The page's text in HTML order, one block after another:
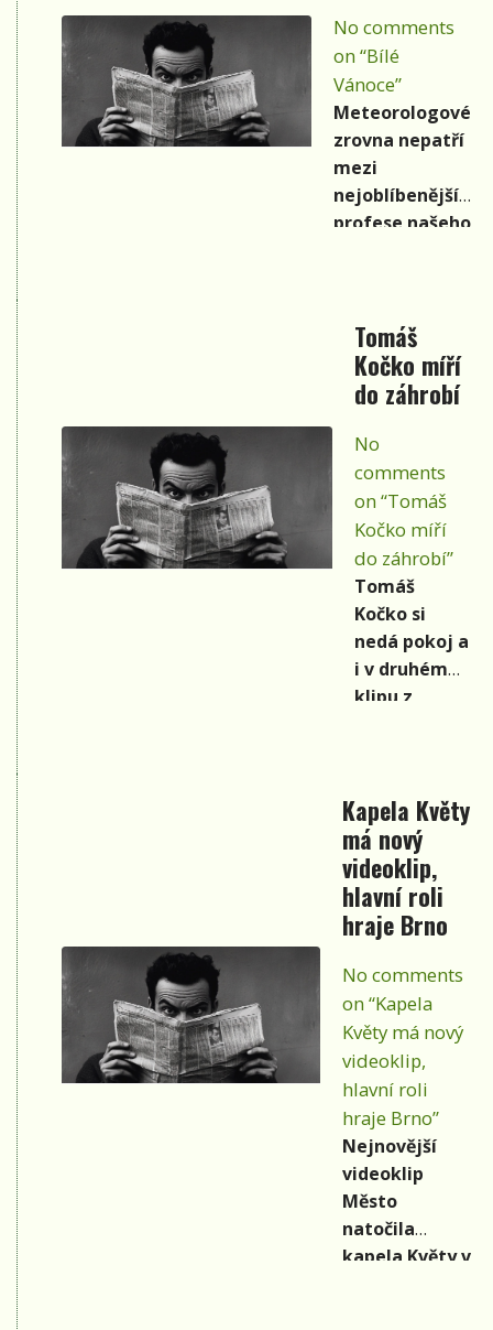
alba.
kdo je
nominovaný?
Tady máte
informace.
No comments
on “Bílé
Vánoce”
Meteorologové
zrovna nepatří
mezi
nejoblíbenější
profese našeho
rádi, když
mohou svým
spoluobčanům
nějakou
dobrou
předpovědí.
Letos se o to
postarali
věšteckými
slovy, že by po
letech mohly
být Vánoce
zase na sněhu
Tomáš
Kočko míří
do záhrobí
No
comments
on “Tomáš
Kočko míří
do záhrobí”
Tomáš
Kočko si
nedá pokoj a
i v druhém
klipu z
pohanskému
bohu
Velesovi.
Druhý
videoklip Do
Návu II. navíc
avizuje
dlouhou řadu
jednadvaceti
koncertů.
Velesu Tour
začíná 24.
listopadu v
Jablonci nad
Nisou.
Kapela Květy
má nový
videoklip,
hlavní roli
hraje Brno
No comments
on “Kapela
Květy má nový
videoklip,
hlavní roli
hraje Brno”
Nejnovější
videoklip
Město
natočila
kapela Květy v